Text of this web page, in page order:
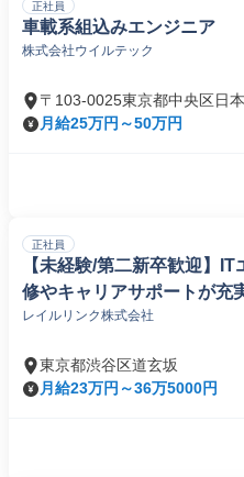
正社員
車載系組込みエンジニア
株式会社ウイルテック
〒103-0025東京都中央区日
月給25万円～50万円
正社員
【未経験/第二新卒歓迎】
修やキャリアサポートが
レイルリンク株式会社
東京都渋谷区道玄坂
月給23万円～36万5000円